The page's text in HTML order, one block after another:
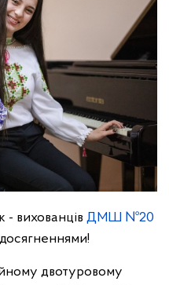
- вихованців ДМШ №20
двотуровому